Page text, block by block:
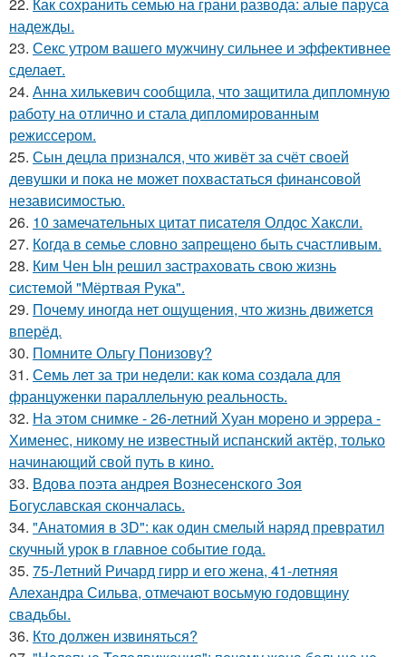
надежды.
23. Секс утром вашего мужчину сильнее и эффективнее
сделает.
24. Анна хилькевич сообщила, что защитила дипломную
работу на отлично и стала дипломированным
режиссером.
25. Сын децла признался, что живёт за счёт своей
девушки и пока не может похвастаться финансовой
независимостью.
26. 10 замечательных цитат писателя Олдос Хаксли.
27. Когда в семье словно запрещено быть счастливым.
28. Ким Чен Ын решил застраховать свою жизнь
системой "Мёртвая Рука".
29. Почему иногда нет ощущения, что жизнь движется
вперёд.
30. Помните Ольгу Понизову?
31. Семь лет за три недели: как кома создала для
француженки параллельную реальность.
32. На этом снимке - 26-летний Хуан морено и эррера -
Хименес, никому не известный испанский актёр, только
начинающий свой путь в кино.
33. Вдова поэта андрея Вознесенского Зоя
Богуславская скончалась.
34. "Анатомия в 3D": как один смелый наряд превратил
скучный урок в главное событие года.
35. 75-Летний Ричард гирр и его жена, 41-летняя
Алехандра Сильва, отмечают восьмую годовщину
свадьбы.
36. Кто должен извиняться?